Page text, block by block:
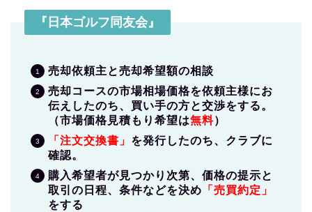
『日本ゴルフ同友会』
売却依頼主と売却希望額の相談
売却コースの市場相場価格を依頼主様にお
伝えしたのち、買い手の方と交渉をする。
（市場価格見積もり希望は無料）
「注文交換書」 を発行したのち、クラブに
確認。
購入希望者が見つかり次第、価格の提示と
取引の日程、条件などを決め 「売買約定」
をする